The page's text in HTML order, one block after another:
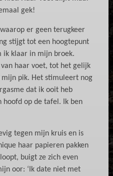
gek!
er geen terugkeer
stijgt tot een hoogtepunt
ik klaar in mijn broek.
haar voet, tot het gelijk
pik. Het stimuleert nog
dat ik ooit heb
hoofd op de tafel. Ik ben
tegen mijn kruis en is
haar papieren pakken
buigt ze zich even
oor: ‘Ik date niet met